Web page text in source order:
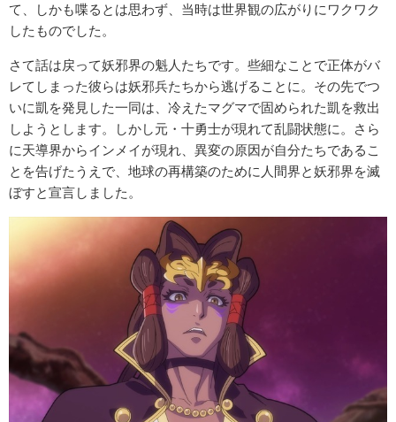
て、しかも喋るとは思わず、当時は世界観の広がりにワクワク
したものでした。
さて話は戻って妖邪界の魁人たちです。些細なことで正体がバ
レてしまった彼らは妖邪兵たちから逃げることに。その先でつ
いに凱を発見した一同は、冷えたマグマで固められた凱を救出
しようとします。しかし元・十勇士が現れて乱闘状態に。さら
に天導界からインメイが現れ、異変の原因が自分たちであるこ
とを告げたうえで、地球の再構築のために人間界と妖邪界を滅
ぼすと宣言しました。